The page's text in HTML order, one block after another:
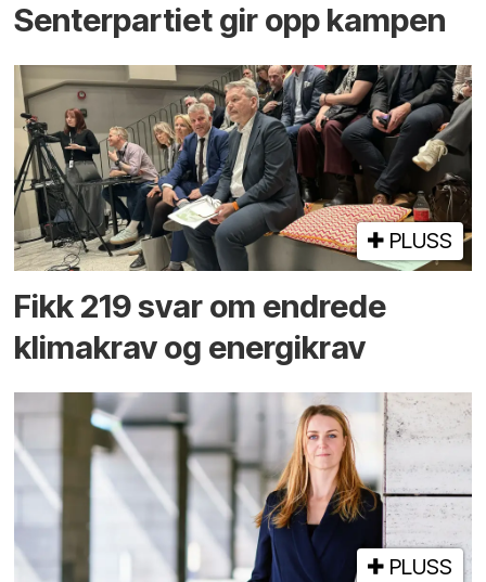
Senterpartiet gir opp kampen
PLUSS
Fikk 219 svar om endrede
klimakrav og energikrav
PLUSS